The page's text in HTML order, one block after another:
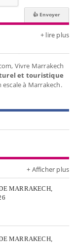
+ lire plus
Vivre Marrakech
et touristique
à Marrakech.
+ Afficher plus
MARRAKECH,
MARRAKECH,